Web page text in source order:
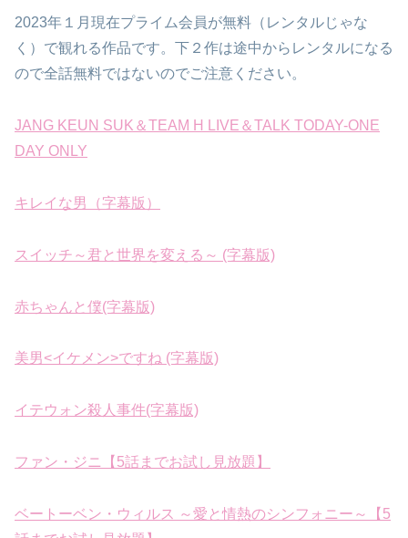
2023年１月現在プライム会員が無料（レンタルじゃな
く）で観れる作品です。下２作は途中からレンタルになる
ので全話無料ではないのでご注意ください。
JANG KEUN SUK＆TEAM H LIVE＆TALK TODAY-ONE
DAY ONLY
キレイな男（字幕版）
スイッチ～君と世界を変える～ (字幕版)
赤ちゃんと僕(字幕版)
美男<イケメン>ですね (字幕版)
イテウォン殺人事件(字幕版)
ファン・ジニ【5話までお試し見放題】
ベートーベン・ウィルス ～愛と情熱のシンフォニー～【5